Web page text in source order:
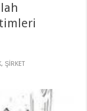
,ŞİRKET